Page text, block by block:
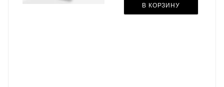
В КОРЗИНУ